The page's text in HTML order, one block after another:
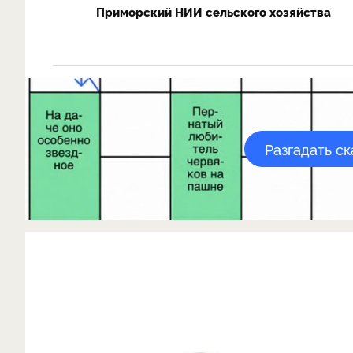
Приморский НИИ сельского хозяйства
Разгадать